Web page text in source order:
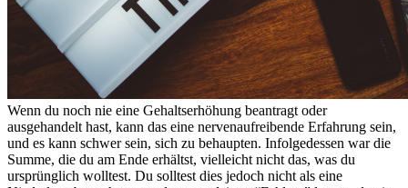
Wenn du noch nie eine Gehaltserhöhung beantragt oder
ausgehandelt hast, kann das eine nervenaufreibende Erfahrung sein,
und es kann schwer sein, sich zu behaupten. Infolgedessen war die
Summe, die du am Ende erhältst, vielleicht nicht das, was du
ursprünglich wolltest. Du solltest dies jedoch nicht als eine